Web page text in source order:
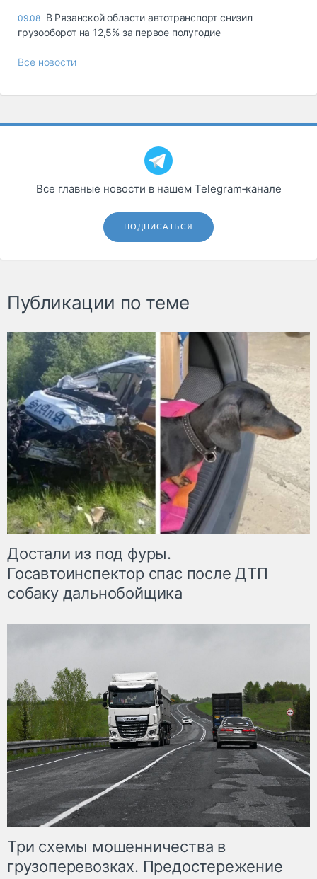
09.08 В Рязанской области автотранспорт снизил
грузооборот на 12,5% за первое полугодие
Все новости
Все главные новости в нашем Telegram‑канале
ПОДПИСАТЬСЯ
Публикации по теме
Достали из под фуры.
Госавтоинспектор спас после ДТП
собаку дальнобойщика
Три схемы мошенничества в
грузоперевозках. Предостережение